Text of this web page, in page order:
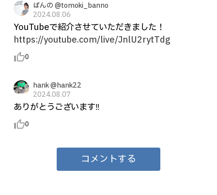
ばんの @tomoki_banno
2024.08.06
YouTubeで紹介させていただきました！
https://youtube.com/live/JnlU2rytTdg
thumb_up_alt0
hank @hank22
2024.08.07
ありがとうございます‼︎
thumb_up_alt0
コメントする